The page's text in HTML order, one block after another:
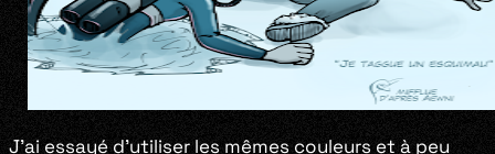
J’ai essayé d’utiliser les mêmes couleurs et à peu